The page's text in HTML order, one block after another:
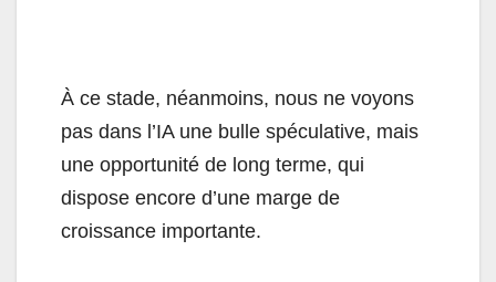
À ce stade, néanmoins, nous ne voyons
pas dans l’IA une bulle spéculative, mais
une opportunité de long terme, qui
dispose encore d’une marge de
croissance importante.